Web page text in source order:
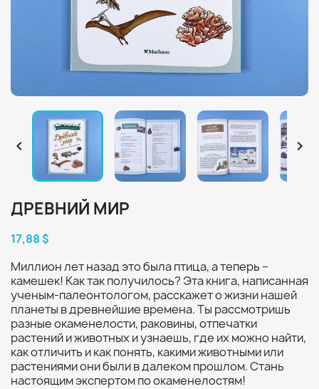
 
ДРЕВНИЙ МИР
17,88 $
Миллион лет назад это была птица, а теперь –
камешек! Как так получилось? Эта книга, написанная
ученым-палеонтологом, расскажет о жизни нашей
планеты в древнейшие времена. Ты рассмотришь
разные окаменелости, раковины, отпечатки
растений и животных и узнаешь, где их можно найти,
как отличить и как понять, какими животными или
растениями они были в далеком прошлом. Стань
настоящим экспертом по окаменелостям!